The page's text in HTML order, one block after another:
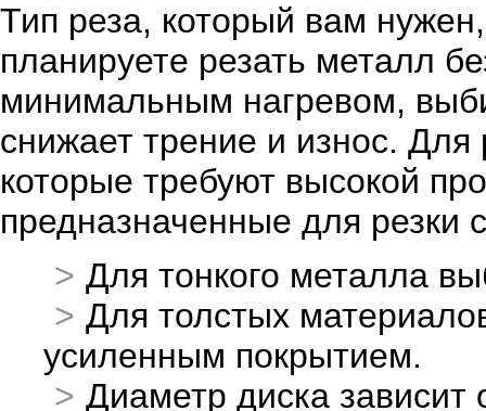
Тип реза, который вам
планируете резать металл
минимальным нагревом,
снижает трение и износ.
которые требуют высокой
предназначенные для резки
Для тонкого металла
Для толстых
усиленным покрытием.
Диаметр диска зависит